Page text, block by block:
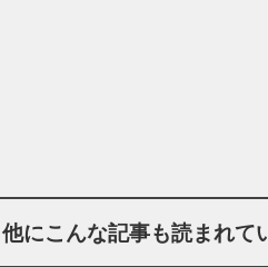
他にこんな記事も読まれて